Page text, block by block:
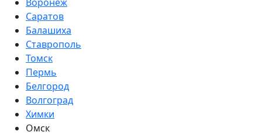
Саратов
Балашиха
Ставрополь
Томск
Пермь
Белгород
Волгоград
Химки
Омск